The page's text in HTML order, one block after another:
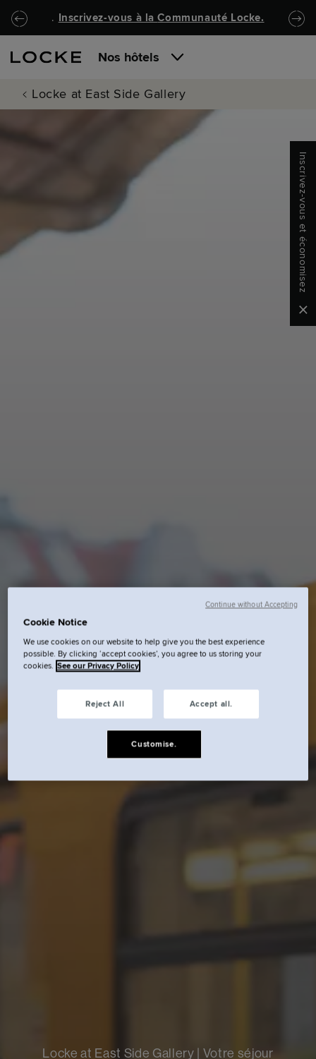
Passer au contenu principal
Locke.Header.SkipToNav
. Inscrivez-vous à laCommunauté Locke.
Nos hôtels
Locke at East Side Gallery
Locke at East Side Gallery | Votre séjour
Inscrivez-vous et économisez
Cookie Notice
We use cookies on our website to help give you the best experience
possible. By clicking ‘accept cookies’, you agree to us storing your
cookies. See our Privacy Policy
Reject All Accept all.
Customise.
Continue without Accepting